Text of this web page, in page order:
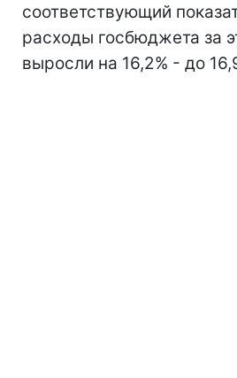
соответствующий
расходы госбюджета за
выросли на 16,2% - до